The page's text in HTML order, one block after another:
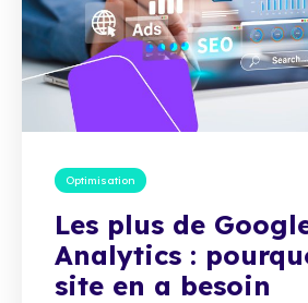
Optimisation
Les plus de
Analytics :
site en a besoin